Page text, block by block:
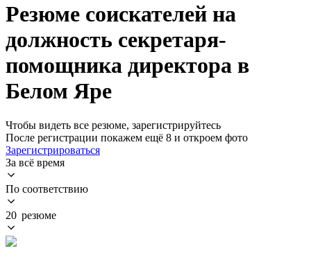
Резюме соискателей на
должность секретаря-
помощника директора в
Белом Яре
Чтобы видеть все резюме, зарегистрируйтесь
После регистрации покажем ещё 8 и откроем фото
Зарегистрироваться
За всё время
По соответствию
20 резюме